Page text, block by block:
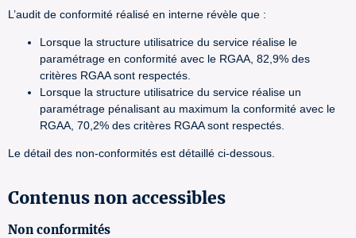
L’audit de conformité réalisé en interne révèle que :
Lorsque la structure utilisatrice du service réalise le
paramétrage en conformité avec le RGAA, 82,9% des
critères RGAA sont respectés.
Lorsque la structure utilisatrice du service réalise un
paramétrage pénalisant au maximum la conformité avec le
RGAA, 70,2% des critères RGAA sont respectés.
Le détail des non-conformités est détaillé ci-dessous.
Contenus non accessibles
Non conformités